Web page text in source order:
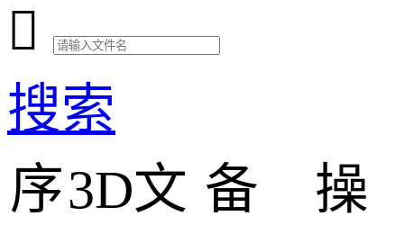

搜索
序3D文 备
操